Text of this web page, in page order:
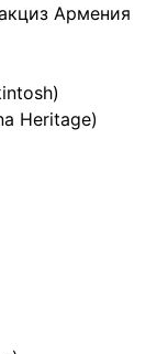
Армения
Heritage)